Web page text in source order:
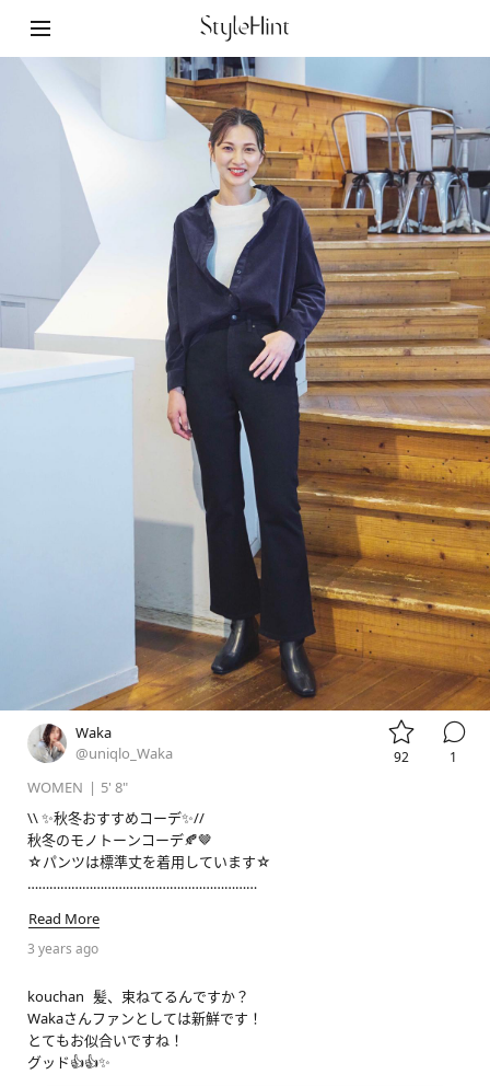
Waka
@uniqlo_Waka

92

1
WOMEN | 5' 8"
\\ ✨秋冬おすすめコーデ✨//
秋冬のモノトーンコーデ🍂🤎
☆パンツは標準丈を着用しています☆
……………………………………………………
@uniqlo_Deraが158cmの着こなし
……………………………………………………
#uniqlo
#uniqlo新作
#uniqloコーデ
Read More
3 years ago
kouchan 髪、束ねてるんですか？
Wakaさんファンとしては新鮮です！
とてもお似合いですね！
グッド👍👍✨